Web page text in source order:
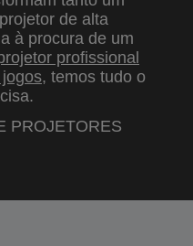
de alta
à procura de um
profissional
, temos tudo o
PROJETORES